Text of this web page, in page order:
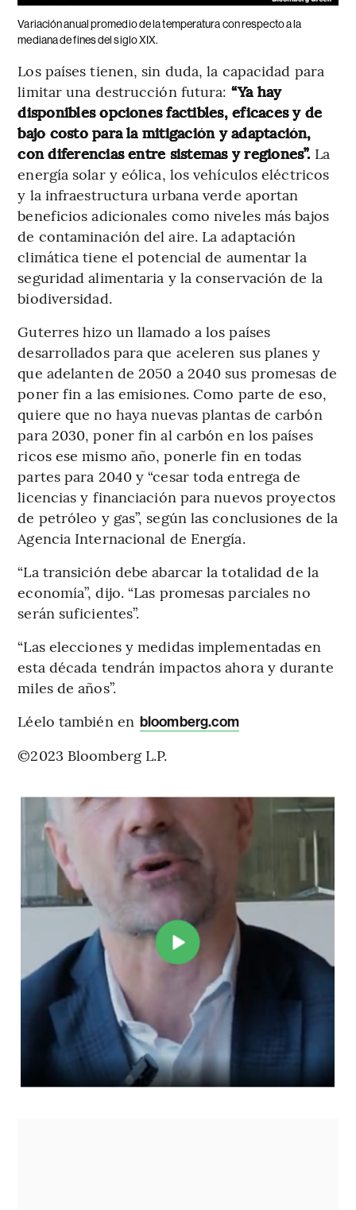
Variación anual promedio de la temperatura con respecto a la
mediana de fines del siglo XIX.
Los países tienen, sin duda, la capacidad para
limitar una destrucción futura: “Ya hay
disponibles opciones factibles, eficaces y de
bajo costo para la mitigación y adaptación,
con diferencias entre sistemas y regiones”. La
energía solar y eólica, los vehículos eléctricos
y la infraestructura urbana verde aportan
beneficios adicionales como niveles más bajos
de contaminación del aire. La adaptación
climática tiene el potencial de aumentar la
seguridad alimentaria y la conservación de la
biodiversidad.
Guterres hizo un llamado a los países
desarrollados para que aceleren sus planes y
que adelanten de 2050 a 2040 sus promesas de
poner fin a las emisiones. Como parte de eso,
quiere que no haya nuevas plantas de carbón
para 2030, poner fin al carbón en los países
ricos ese mismo año, ponerle fin en todas
partes para 2040 y “cesar toda entrega de
licencias y financiación para nuevos proyectos
de petróleo y gas”, según las conclusiones de la
Agencia Internacional de Energía.
“La transición debe abarcar la totalidad de la
economía”, dijo. “Las promesas parciales no
serán suficientes”.
“Las elecciones y medidas implementadas en
esta década tendrán impactos ahora y durante
miles de años”.
Léelo también en bloomberg.com
©2023 Bloomberg L.P.